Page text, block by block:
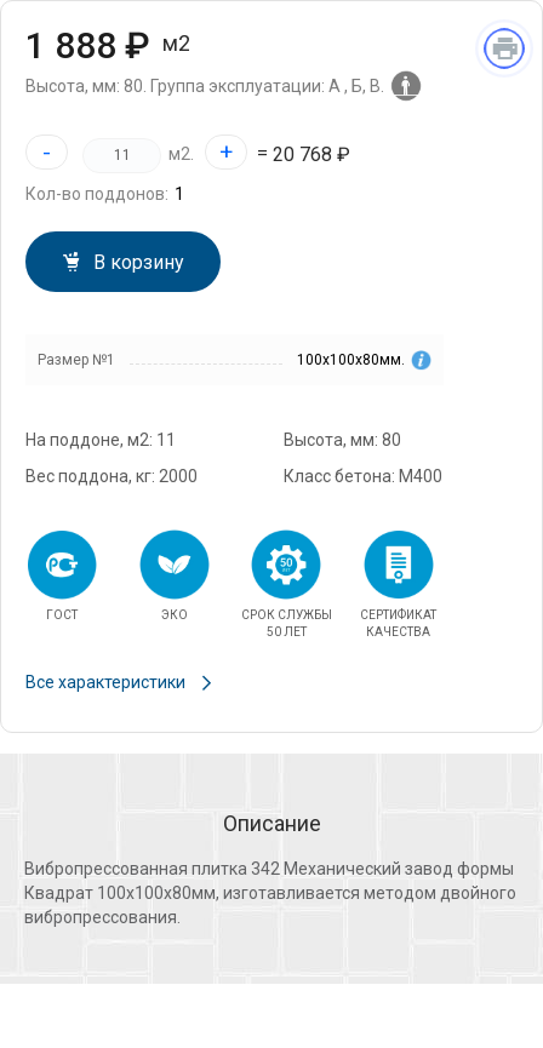
1 888 ₽ м2
Высота, мм: 80. Группа эксплуатации: А , Б, В.
- м2. + = 20 768 ₽
Кол-во поддонов:
В корзину
Размер №1 100х100х80мм.
На поддоне, м2: 11
Высота, мм: 80
Вес поддона, кг: 2000
Класс бетона: М400
ГОСТ ЭКО
СРОК СЛУЖБЫ
50 ЛЕТ
СЕРТИФИКАТ
КАЧЕСТВА
Все характеристики
Описание
Вибропрессованная плитка 342 Механический завод формы
Квадрат 100х100х80мм, изготавливается методом двойного
вибропрессования.